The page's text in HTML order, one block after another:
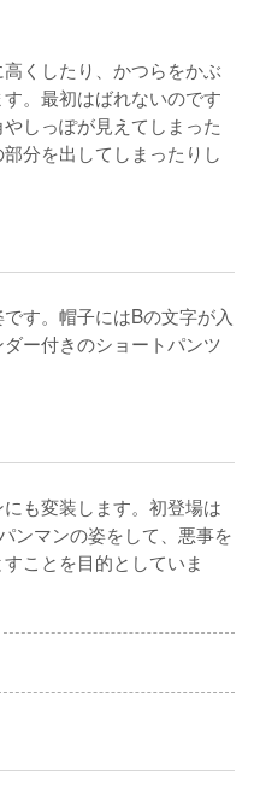
くしたり、かつらをかぶ
。最初はばれないのです
しっぽが見えてしまった
分を出してしまったりし
す。帽子にはBの文字が入
ー付きのショートパンツ
も変装します。初登場は
ンマンの姿をして、悪事を
ことを目的としていま